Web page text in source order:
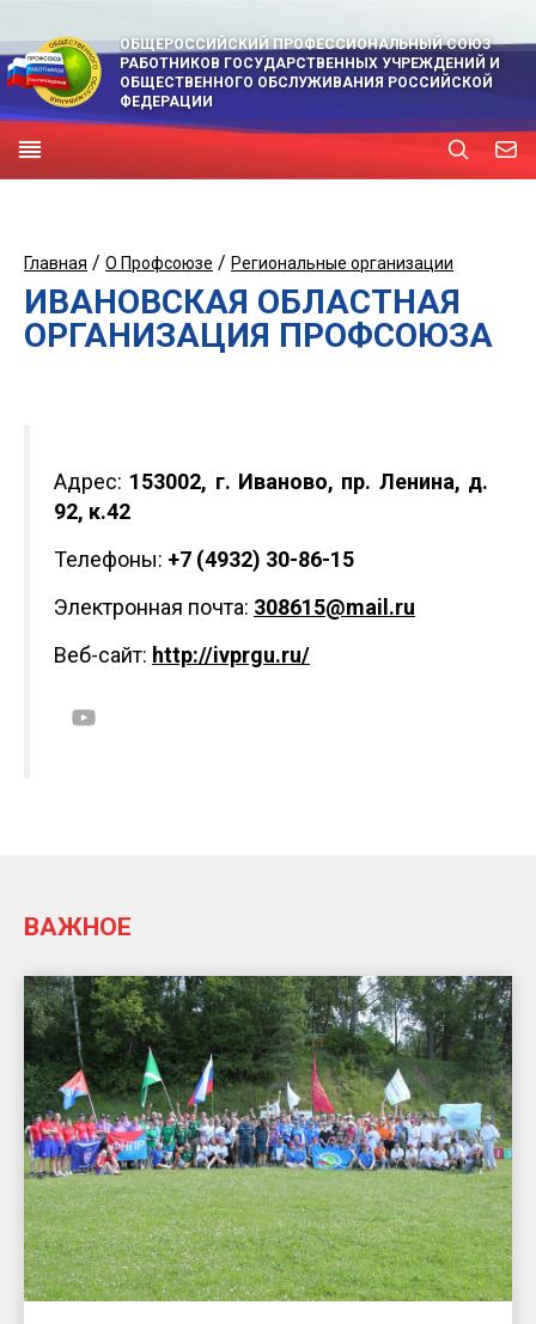
ОБЩЕРОССИЙСКИЙ ПРОФЕССИОНАЛЬНЫЙ СОЮЗ
РАБОТНИКОВ ГОСУДАРСТВЕННЫХ УЧРЕЖДЕНИЙ И
ОБЩЕСТВЕННОГО ОБСЛУЖИВАНИЯ РОССИЙСКОЙ
ФЕДЕРАЦИИ
Главная / О Профсоюзе / Региональные организации
ИВАНОВСКАЯ ОБЛАСТНАЯ
ОРГАНИЗАЦИЯ ПРОФСОЮЗА
Адрес: 153002, г. Иваново, пр. Ленина, д.
92, к.42
Телефоны: +7 (4932) 30-86-15
Электронная почта: 308615@mail.ru
Веб-сайт: http://ivprgu.ru/
ВАЖНОЕ